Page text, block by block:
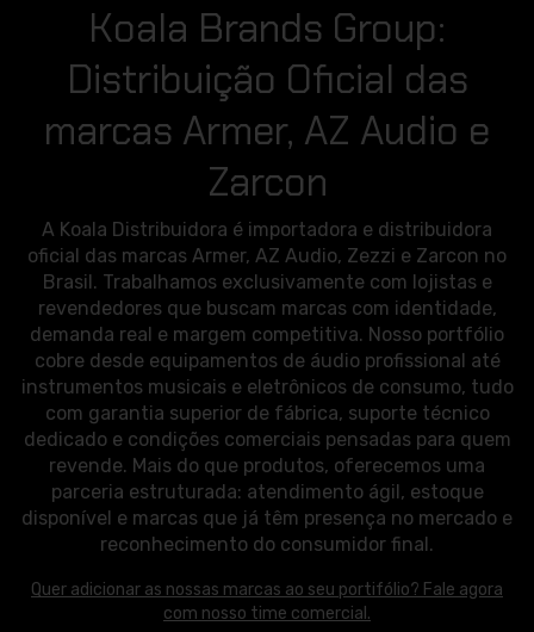
Koala Brands Group:
Distribuição Oficial das
marcas Armer, AZ Audio e
Zarcon
A Koala Distribuidora é importadora e distribuidora
oficial das marcas Armer, AZ Audio, Zezzi e Zarcon no
Brasil. Trabalhamos exclusivamente com lojistas e
revendedores que buscam marcas com identidade,
demanda real e margem competitiva. Nosso portfólio
cobre desde equipamentos de áudio profissional até
instrumentos musicais e eletrônicos de consumo, tudo
com garantia superior de fábrica, suporte técnico
dedicado e condições comerciais pensadas para quem
revende. Mais do que produtos, oferecemos uma
parceria estruturada: atendimento ágil, estoque
disponível e marcas que já têm presença no mercado e
reconhecimento do consumidor final.
Quer adicionar as nossas marcas ao seu portifólio? Fale agora
com nosso time comercial.